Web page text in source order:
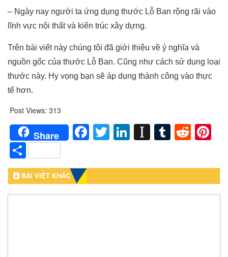
– Ngày nay người ta ứng dụng thước Lỗ Ban rộng rãi vào
lĩnh vực nội thất và kiến trúc xây dựng.
Trên bài viết này chúng tôi đã giới thiệu về ý nghĩa và
nguồn gốc của thước Lỗ Ban. Cũng như cách sử dụng loại
thước này. Hy vọng bạn sẽ áp dụng thành công vào thực
tế hơn.
Post Views: 313
Share Facebook
TwitterLinkedIn
Instapaper
Tumblr
Share
BÀI VIẾT KHÁC